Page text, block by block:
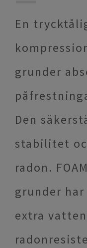
En
grunder
Den
stabilitet
radon.
grunder har
extra